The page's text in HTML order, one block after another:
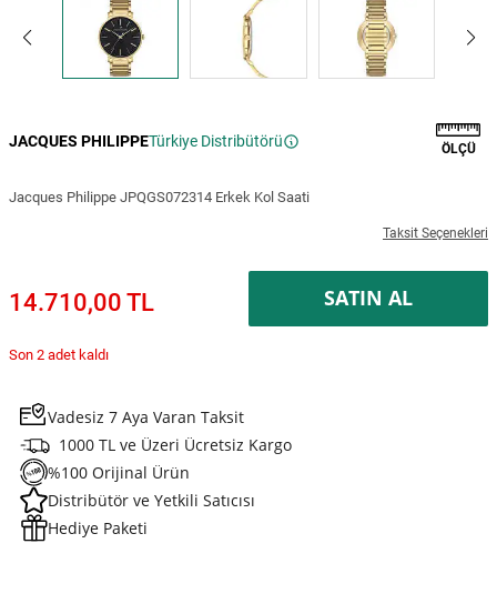
JACQUES PHILIPPETürkiye Distribütörü ÖLÇÜ
Jacques Philippe JPQGS072314 Erkek Kol Saati
Taksit Seçenekleri
14.710,00 TL SATIN AL
Son 2 adet kaldı
Vadesiz 7 Aya Varan Taksit
1000 TL ve Üzeri Ücretsiz Kargo
%100 Orijinal Ürün
Distribütör ve Yetkili Satıcısı
Hediye Paketi